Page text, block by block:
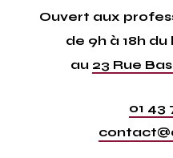
Ouvert aux
de 9h à 18h
au 23 Rue
01 43